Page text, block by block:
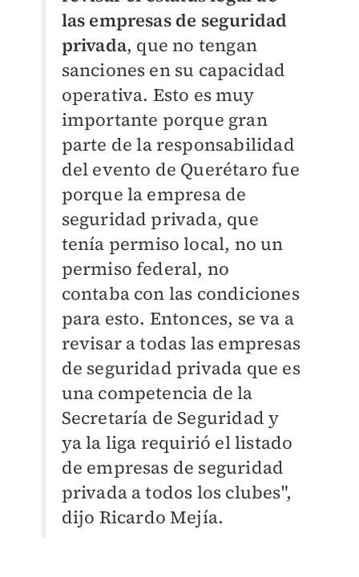
las empresas de seguridad
privada, que no tengan
sanciones en su capacidad
operativa. Esto es muy
importante porque gran
parte de la responsabilidad
del evento de Querétaro fue
porque la empresa de
seguridad privada, que
tenía permiso local, no un
permiso federal, no
contaba con las condiciones
para esto. Entonces, se va a
revisar a todas las empresas
de seguridad privada que es
una competencia de la
Secretaría de Seguridad y
ya la liga requirió el listado
de empresas de seguridad
privada a todos los clubes",
dijo Ricardo Mejía.